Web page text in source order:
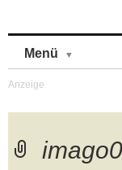
Menü